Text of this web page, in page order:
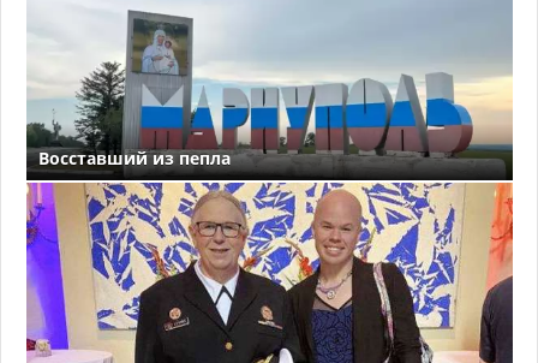
Восставший из пепла